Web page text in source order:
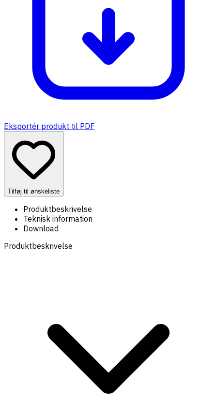
Eksportér produkt til PDF
Tilføj til ønskeliste
Produktbeskrivelse
Teknisk information
Download
Produktbeskrivelse